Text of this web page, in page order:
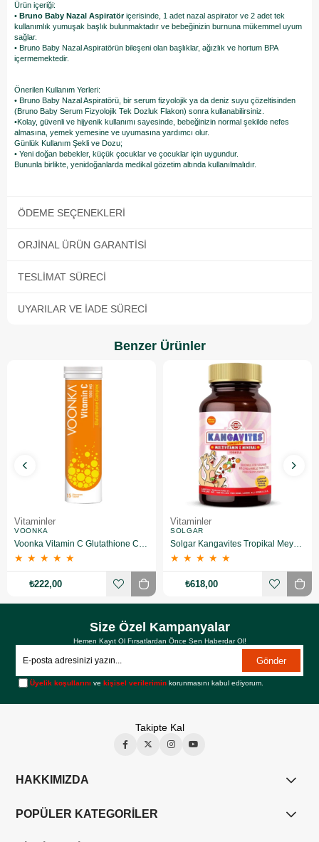
Ürün içeriği:
• Bruno Baby Nazal Aspiratöriçerisinde, 1 adet nazal aspirator ve 2 adet tek
kullanımlık yumuşak başlık bulunmaktadır ve bebeğinizin burnuna mükemmel uyum
sağlar.
• Bruno Baby Nazal Aspiratörün bileşeni olan başlıklar, ağızlık ve hortum BPA
içermemektedir.
Önerilen Kullanım Yerleri:
• Bruno Baby Nazal Aspiratörü, bir serum fizyolojik ya da deniz suyu çözeltisinden
(Bruno Baby Serum Fizyolojik Tek Dozluk Flakon) sonra kullanabilirsiniz.
•Kolay, güvenli ve hijyenik kullanımı sayesinde, bebeğinizin normal şekilde nefes
almasına, yemek yemesine ve uyumasına yardımcı olur.
Günlük Kullanım Şekli ve Dozu;
• Yeni doğan bebekler, küçük çocuklar ve çocuklar için uygundur.
Bununla birlikte, yenidoğanlarda medikal gözetim altında kullanılmalıdır.
ÖDEME SEÇENEKLERI
ORJINAL ÜRÜN GARANTISI
TESLIMAT SÜRECI
UYARILAR VE İADE SÜRECI
Benzer Ürünler
Vitaminler
VOONKA
Voonka Vitamin C Glutathione Complex Efervesan 15 Tablet
★ ★ ★ ★ ★
₺222,00
Vitaminler
SOLGAR
Solgar Kangavites Tropikal Meyve Aromalı 60 Tablet
★ ★ ★ ★ ★
₺618,00
Size Özel Kampanyalar
Hemen Kayıt Ol Fırsatlardan Önce Sen Haberdar Ol!
Gönder
Üyelik koşullarını vekişisel verilerimin korunmasını kabul ediyorum.
Takipte Kal
HAKKIMIZDA
POPÜLER KATEGORİLER